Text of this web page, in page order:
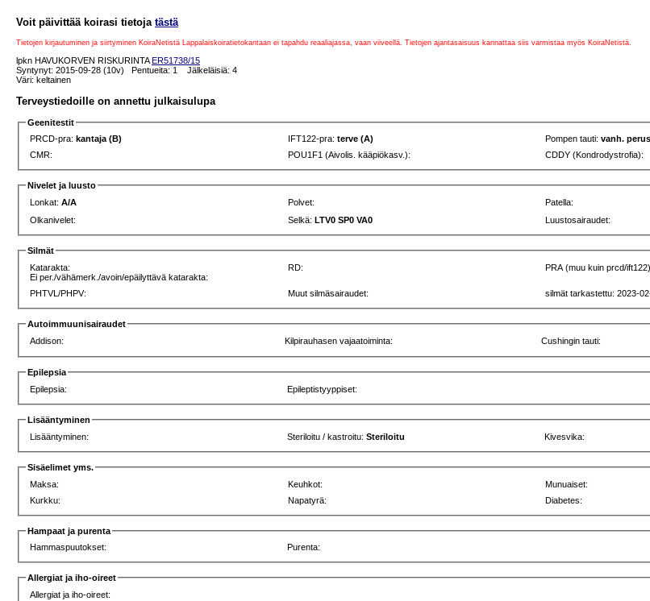
Voit päivittää koirasi tietoja tästä
Tietojen kirjautuminen ja siirtyminen KoiraNetistä Lappalaiskoiratietokantaan ei tapahdu reaaliajassa, vaan viiveellä. Tietojen ajantasaisuus kannattaa siis varmistaa myös KoiraNetistä.
lpkn HAVUKORVEN RISKURINTAER51738/15
Syntynyt: 2015-09-28 (10v) Pentueita: 1 Jälkeläisiä: 4
Väri: keltainen
Terveystiedoille on annettu julkaisulupa
Geenitestit
PRCD-pra: kantaja (B) IFT122-pra:terve (A) Pompen tauti:vanh.
CMR:
POU1F1 (Aivolis. kääpiökasv.): CDDY (Kondrodystrofia):
Nivelet ja luusto
Lonkat:A/A Polvet: Patella:
Olkanivelet:
Selkä:LTV0 SP0 VA0 Luustosairaudet:
Silmät
Katarakta:
Ei per./vähämerk./avoin/epäilyttävä katarakta:
RD: PRA (muu kuin prcd/
PHTVL/PHPV: Muut silmäsairaudet: silmät tarkastettu: 2023-
Autoimmuunisairaudet
Addison:
Kilpirauhasen vajaatoiminta: Cushingin tauti:
Epilepsia
Epilepsia:
Epileptistyyppiset:
Lisääntyminen
Lisääntyminen:
Steriloitu / kastroitu:Steriloitu Kivesvika:
Sisäelimet yms.
Maksa:
Keuhkot: Munuaiset:
Kurkku:
Napatyrä: Diabetes:
Hampaat ja purenta
Hammaspuutokset:
Purenta:
Allergiat ja iho-oireet
Allergiat ja iho-oireet: